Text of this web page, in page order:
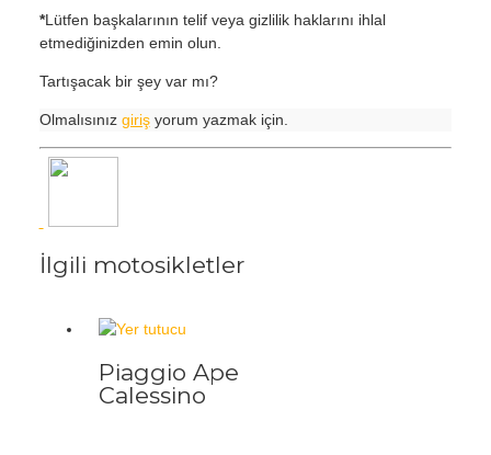
*Lütfen başkalarının telif veya gizlilik haklarını ihlal
etmediğinizden emin olun.
Tartışacak bir şey var mı?
Olmalısınız girişyorum yazmak için.
İlgili motosikletler
Piaggio Ape
Calessino